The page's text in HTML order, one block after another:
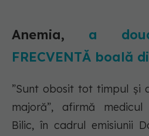
Anemia, a
FRECVENTĂ boală
”Sunt obosit tot timpul și
majoră”, afirmă
Bilic, în cadrul emisiunii